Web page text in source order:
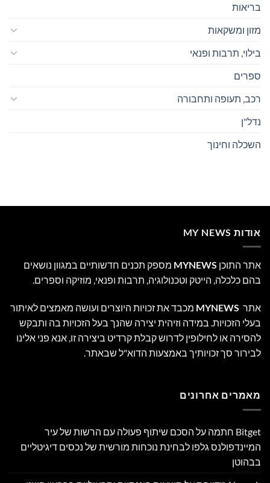
בריאות
מזון ומשקאות
בילוי, תרבות ופנאי
ספרים
רכב, תעופה ותחבורה
נדל"ן
השכלה וחינוך
אודות MY NEWS
אתר התוכן MYNEWS מספק תכנים חדשותיים במגוון נושאים
בהם כלכלה, הייטק וטכנולוגיה, תרבות ופנאי, מוזיקה וספרים.
אתר MYNEWS מכבד את זכויות היוצרים ועושה מאמצים לאיתור
בעלי הזכויות. במידה וזיהית יצירה שהנך בעל הזכויות בה ותבקש
להסירה או לחילופין לדרוש קבלת קרדיט ביצירה זו, אנא פני אלינו
לבירור סך זכויותיך באמצעות הדוא"ל שבאתר.
מאמרים אחרונים
Bitget חתמה על הסכם שיתוף פעולה עם הרשות של עיר
המיינדפולנס גלפו לבחינת נוכחות מורשית של נכסים דיגיטליים
בבהוטן